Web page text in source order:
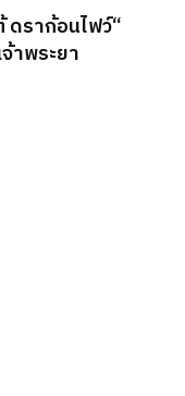
ดราก้อนไฟว์“
าพระยา